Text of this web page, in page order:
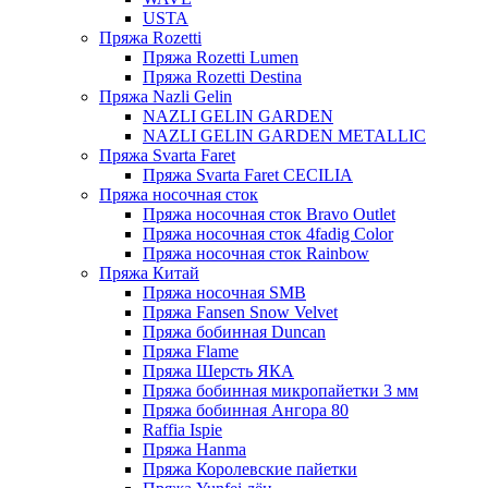
USTA
Пряжа Rozetti
Пряжа Rozetti Lumen
Пряжа Rozetti Destina
Пряжа Nazli Gelin
NAZLI GELIN GARDEN
NAZLI GELIN GARDEN METALLIC
Пряжа Svarta Faret
Пряжа Svarta Faret CECILIA
Пряжа носочная сток
Пряжа носочная сток Bravo Outlet
Пряжа носочная сток 4fadig Color
Пряжа носочная сток Rainbow
Пряжа Китай
Пряжа носочная SMB
Пряжа Fansen Snow Velvet
Пряжа бобинная Duncan
Пряжа Flame
Пряжа Шерсть ЯКА
Пряжа бобинная микропайетки 3 мм
Пряжа бобинная Ангора 80
Raffia Ispie
Пряжа Hanma
Пряжа Королевские пайетки